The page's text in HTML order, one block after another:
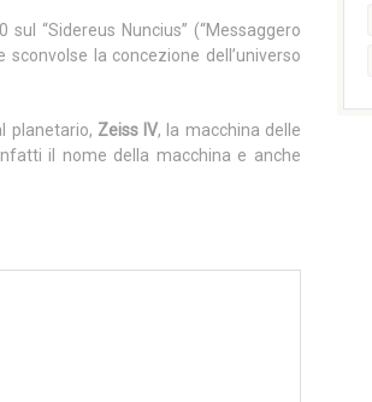
“Sidereus Nuncius” (“Messaggero
la concezione dell’universo
planetario, Zeiss IV, la macchina delle
il nome della macchina e anche